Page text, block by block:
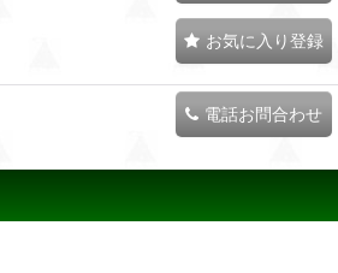
お気に入り登録
電話お問合わせ